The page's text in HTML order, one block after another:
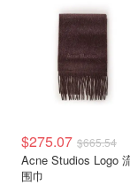
$275.07 $665.54
Acne Studios Logo
围巾